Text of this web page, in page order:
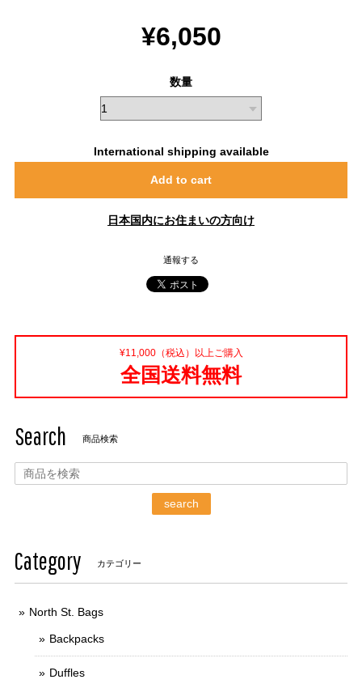
¥6,050
数量
International shipping available
Add to cart
日本国内にお住まいの方向け
通報する
¥11,000（税込）以上ご購入
全国送料無料
Search 商品検索
search
Category カテゴリー
North St. Bags
Backpacks
Duffles